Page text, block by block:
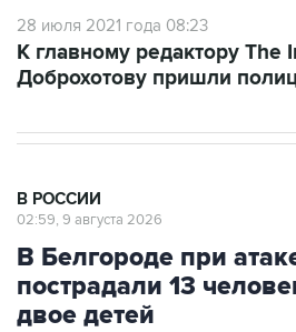
28 июля 2021 года 08:23
К главному редактору The
Доброхотову пришли
В РОССИИ
02:59, 9 августа 2026
В Белгороде при
пострадали 13
двое детей